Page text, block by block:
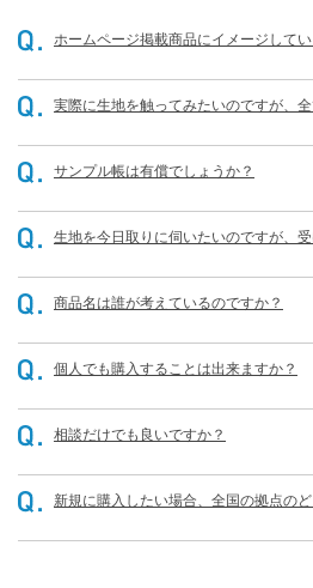
ホームページ掲載商品にイメージして
実際に生地を触ってみたいのですが、
サンプル帳は有償でしょうか？
生地を今日取りに伺いたいのですが、
商品名は誰が考えているのですか？
個人でも購入することは出来ますか？
相談だけでも良いですか？
新規に購入したい場合、全国の拠点の